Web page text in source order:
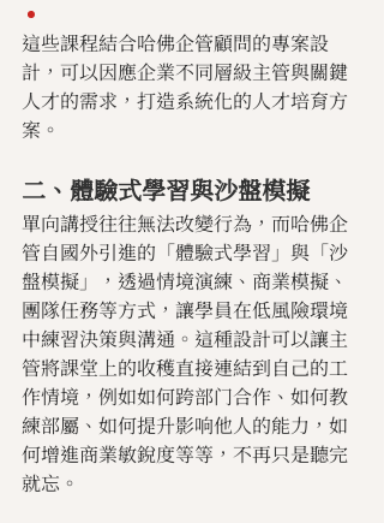
這些課程結合哈佛企管顧問的專案設
計，可以因應企業不同層級主管與關鍵
人才的需求，打造系統化的人才培育方
案。
二、體驗式學習與沙盤模擬
單向講授往往無法改變行為，而哈佛企
管自國外引進的「體驗式學習」與「沙
盤模擬」，透過情境演練、商業模擬、
團隊任務等方式，讓學員在低風險環境
中練習決策與溝通。這種設計可以讓主
管將課堂上的收穫直接連結到自己的工
作情境，例如如何跨部门合作、如何教
練部屬、如何提升影响他人的能力，如
何增進商業敏銳度等等，不再只是聽完
就忘。